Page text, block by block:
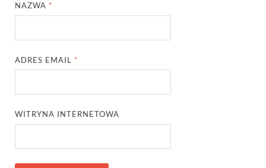
NAZWA *
ADRES EMAIL *
WITRYNA INTERNETOWA